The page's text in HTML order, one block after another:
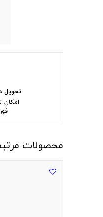
تحویل
امکان
محصولات